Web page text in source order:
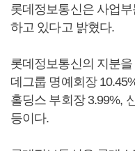
롯데정보통신은 사업
하고 있다고 밝혔다.
롯데정보통신의 지분
데그룹 명예회장
홀딩스 부회장 3.99%,
등이다.